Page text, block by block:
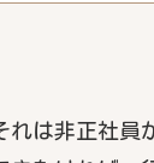
れは非正社員